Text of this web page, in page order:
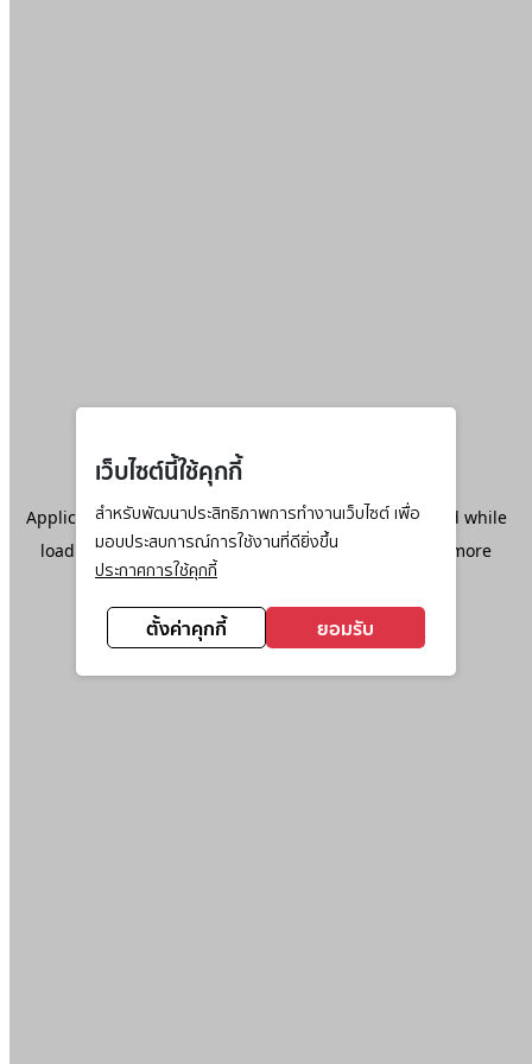
เว็บไซต์นี้ใช้คุกกี้
สำหรับพัฒนาประสิทธิภาพการทำงานเว็บไซต์ เพื่อ
มอบประสบการณ์การใช้งานที่ดียิ่งขึ้น
ประกาศการใช้คุกกี้
ตั้งค่าคุกกี้ ยอมรับ
Application error: aclient-side exception has occurred while
loadingwww.ktc.co.th(see the browser console
for more
information).